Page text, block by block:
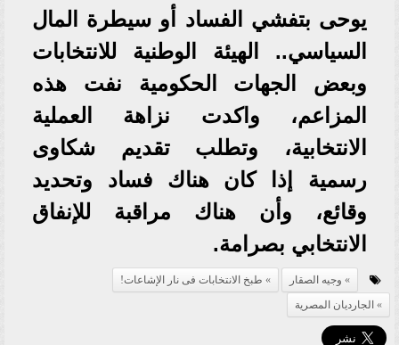
يوحى بتفشي الفساد أو سيطرة المال
السياسي.. الهيئة الوطنية للانتخابات
وبعض الجهات الحكومية نفت هذه
المزاعم، واكدت نزاهة العملية
الانتخابية، وتطلب تقديم شكاوى
رسمية إذا كان هناك فساد وتحديد
وقائع، وأن هناك مراقبة للإنفاق
الانتخابي بصرامة.
وجيه الصقار
طبخ الانتخابات فى نار الإشاعات!
الجارديان المصرية